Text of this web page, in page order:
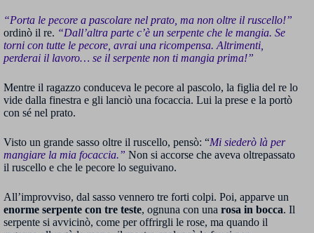
“Porta le pecore a pascolare nel prato, ma non oltre il ruscello!”
ordinò il re. “Dall’altra parte c’è un serpente che le mangia. Se
torni con tutte le pecore, avrai una ricompensa. Altrimenti,
perderai il lavoro… se il serpente non ti mangia prima!”
Mentre il ragazzo conduceva le pecore al pascolo, la figlia del re lo
vide dalla finestra e gli lanciò una focaccia. Lui la prese e la portò
con sé nel prato.
Visto un grande sasso oltre il ruscello, pensò: “Mi siederò là per
mangiare la mia focaccia.” Non si accorse che aveva oltrepassato
il ruscello e che le pecore lo seguivano.
All’improvviso, dal sasso vennero tre forti colpi. Poi, apparve un
enorme serpente con tre teste, ognuna con una rosa in bocca. Il
serpente si avvicinò, come per offrirgli le rose, ma quando il